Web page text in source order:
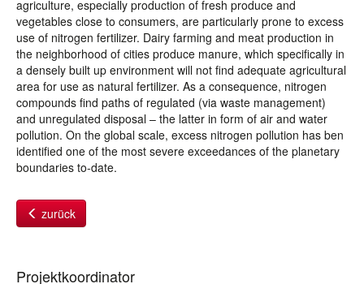
agriculture, especially production of fresh produce and
vegetables close to consumers, are particularly prone to excess
use of nitrogen fertilizer. Dairy farming and meat production in
the neighborhood of cities produce manure, which specifically in
a densely built up environment will not find adequate agricultural
area for use as natural fertilizer. As a consequence, nitrogen
compounds find paths of regulated (via waste management)
and unregulated disposal – the latter in form of air and water
pollution. On the global scale, excess nitrogen pollution has ben
identified one of the most severe exceedances of the planetary
boundaries to-date.
zurück
Projektkoordinator